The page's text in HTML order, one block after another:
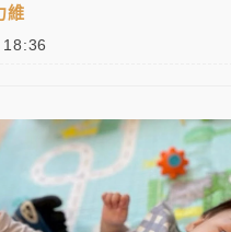
中颱白海豚雨彈轟3天 「紅
慈濟10億！黃金158kg遭查
「E宿新北打卡趣」！抽獎
維